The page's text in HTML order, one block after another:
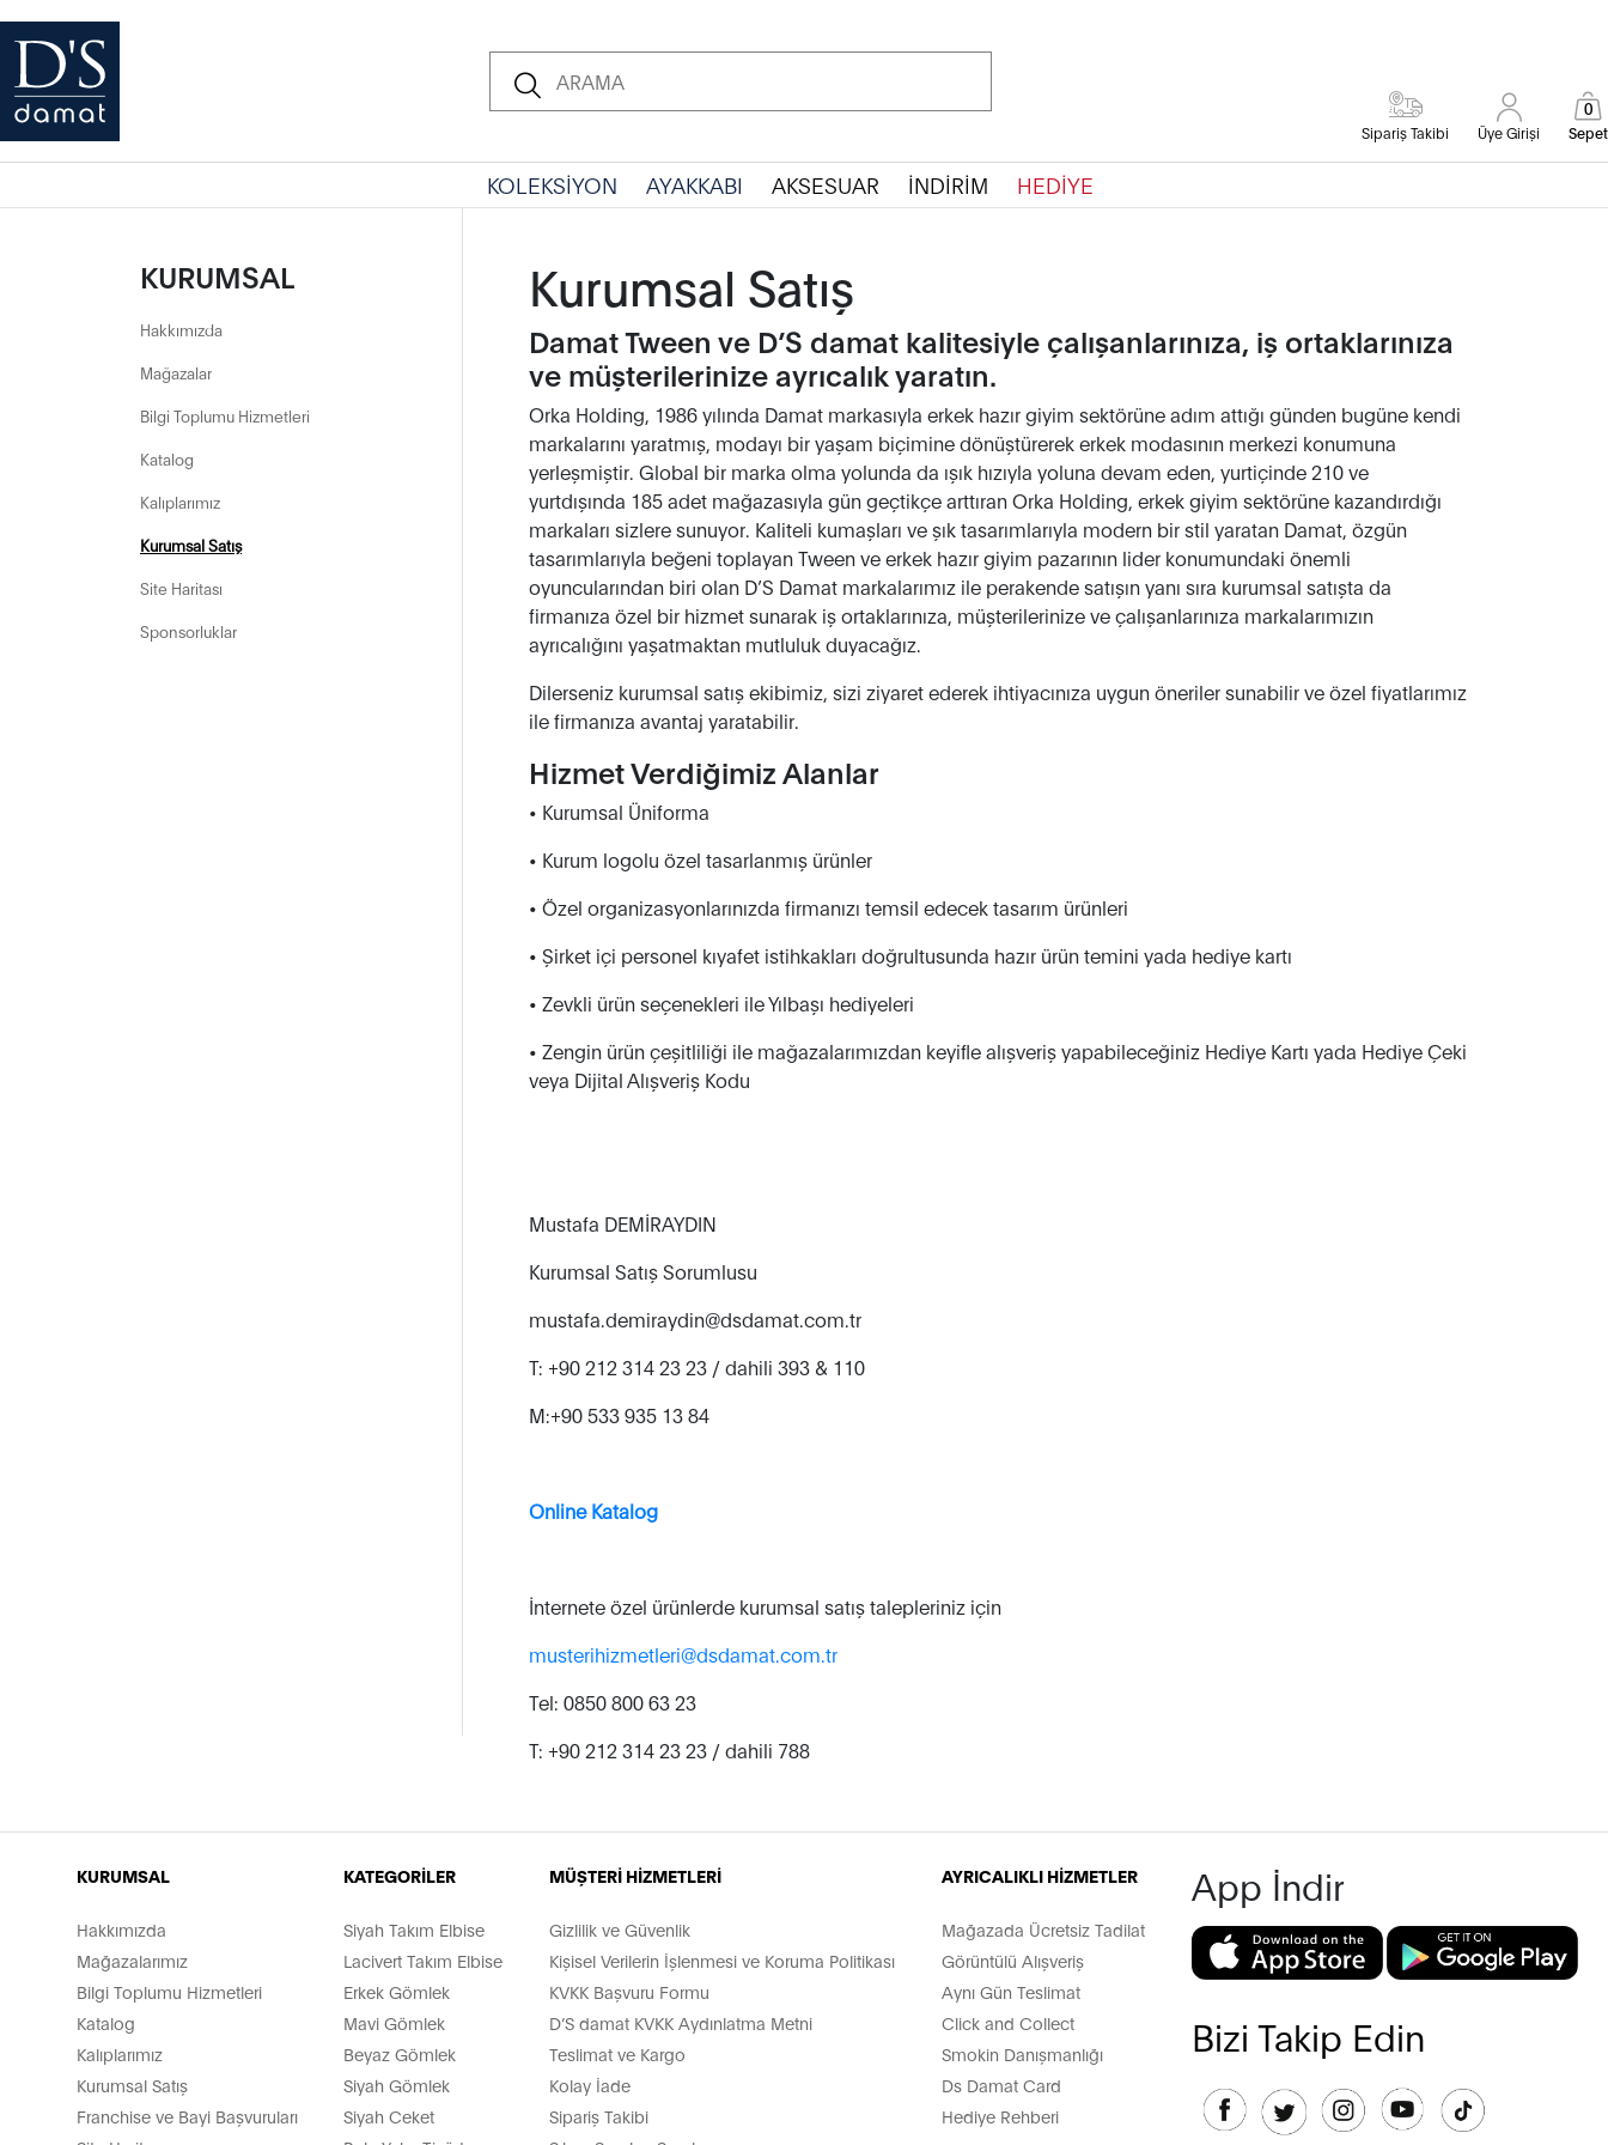
Sipariş Takibi Üye Girişi Sepet
0
KOLEKSİYON AYAKKABI AKSESUAR İNDİRİM HEDİYE
KURUMSAL
Hakkımızda
Mağazalar
Bilgi Toplumu Hizmetleri
Katalog
Kalıplarımız
Kurumsal Satış
Site Haritası
Sponsorluklar
Kurumsal Satış
Damat Tween ve D’S damat kalitesiyle çalışanlarınıza, iş ortaklarınıza
ve müşterilerinize ayrıcalık yaratın.
Orka Holding, 1986 yılında Damat markasıyla erkek hazır giyim sektörüne adım attığı günden bugüne kendi
markalarını yaratmış, modayı bir yaşam biçimine dönüştürerek erkek modasının merkezi konumuna
yerleşmiştir. Global bir marka olma yolunda da ışık hızıyla yoluna devam eden, yurtiçinde 210 ve
yurtdışında 185 adet mağazasıyla gün geçtikçe arttıran Orka Holding, erkek giyim sektörüne kazandırdığı
markaları sizlere sunuyor. Kaliteli kumaşları ve şık tasarımlarıyla modern bir stil yaratan Damat, özgün
tasarımlarıyla beğeni toplayan Tween ve erkek hazır giyim pazarının lider konumundaki önemli
oyuncularından biri olan D’S Damat markalarımız ile perakende satışın yanı sıra kurumsal satışta da
firmanıza özel bir hizmet sunarak iş ortaklarınıza, müşterilerinize ve çalışanlarınıza markalarımızın
ayrıcalığını yaşatmaktan mutluluk duyacağız.
Dilerseniz kurumsal satış ekibimiz, sizi ziyaret ederek ihtiyacınıza uygun öneriler sunabilir ve özel fiyatlarımız
ile firmanıza avantaj yaratabilir.
Hizmet Verdiğimiz Alanlar
• Kurumsal Üniforma
• Kurum logolu özel tasarlanmış ürünler
• Özel organizasyonlarınızda firmanızı temsil edecek tasarım ürünleri
• Şirket içi personel kıyafet istihkakları doğrultusunda hazır ürün temini yada hediye kartı
• Zevkli ürün seçenekleri ile Yılbaşı hediyeleri
• Zengin ürün çeşitliliği ile mağazalarımızdan keyifle alışveriş yapabileceğiniz Hediye Kartı yada Hediye Çeki
veya Dijital Alışveriş Kodu
Mustafa DEMİRAYDIN
Kurumsal Satış Sorumlusu
mustafa.demiraydin@dsdamat.com.tr
T: +90 212 314 23 23 / dahili 393 & 110
M:+90 533 935 13 84
Online Katalog
İnternete özel ürünlerde kurumsal satış talepleriniz için
musterihizmetleri@dsdamat.com.tr
Tel: 0850 800 63 23
T: +90 212 314 23 23 / dahili 788
KURUMSAL
Hakkımızda
Mağazalarımız
Bilgi Toplumu Hizmetleri
Katalog
Kalıplarımız
Kurumsal Satış
Franchise ve Bayi Başvuruları
KATEGORİLER
Siyah Takım Elbise
Lacivert Takım Elbise
Erkek Gömlek
Mavi Gömlek
Beyaz Gömlek
Siyah Gömlek
Siyah Ceket
MÜŞTERİ HİZMETLERİ
Gizlilik ve Güvenlik
Kişisel Verilerin İşlenmesi ve Koruma Politikası
KVKK Başvuru Formu
D’S damat KVKK Aydınlatma Metni
Teslimat ve Kargo
Kolay İade
Sipariş Takibi
AYRICALIKLI HİZMETLER
Mağazada Ücretsiz Tadilat
Görüntülü Alışveriş
Aynı Gün Teslimat
Click and Collect
Smokin Danışmanlığı
Ds Damat Card
Hediye Rehberi
App İndir
Bizi Takip Edin